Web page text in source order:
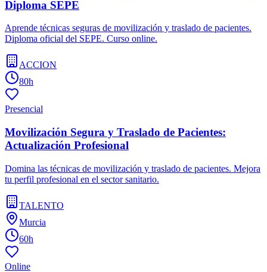
Diploma SEPE
Aprende técnicas seguras de movilización y traslado de pacientes.
Diploma oficial del SEPE. Curso online.
ACCION
80h
Presencial
Movilización Segura y Traslado de Pacientes:
Actualización Profesional
Domina las técnicas de movilización y traslado de pacientes. Mejora
tu perfil profesional en el sector sanitario.
TALENTO
Murcia
60h
Online